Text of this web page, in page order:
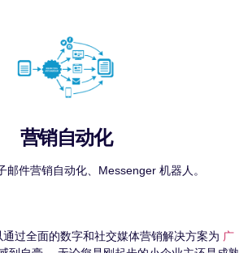
营销自动化
邮件营销自动化、Messenger 机器人。
过全面的数字和社交媒体营销解决方案为 广